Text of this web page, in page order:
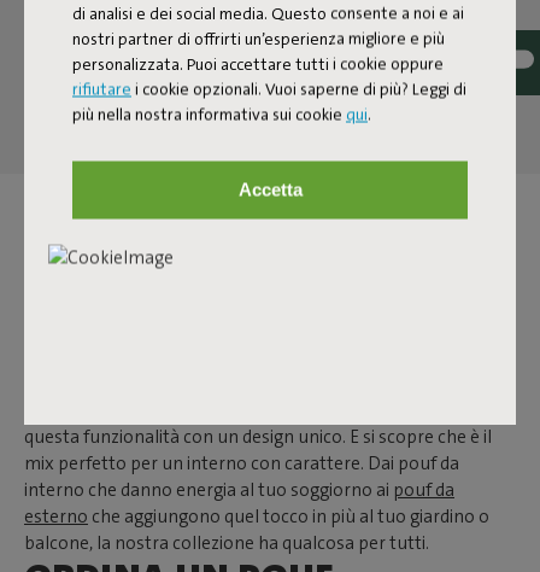
di analisi e dei social media. Questo consente a noi e ai
nostri partner di offrirti un’esperienza migliore e più
personalizzata. Puoi accettare tutti i cookie oppure
rifiutare i cookie opzionali. Vuoi saperne di più? Leggi di
più nella nostra informativa sui cookie qui.
Accetta
POUF
Un pouf è uno di quegli oggetti che ti fanno pensare: come
questa funzionalità con un design unico. E si scopre che è il
mix perfetto per un interno con carattere. Dai pouf da
interno che danno energia al tuo soggiorno ai pouf da
esterno che aggiungono quel tocco in più al tuo giardino o
balcone, la nostra collezione ha qualcosa per tutti.